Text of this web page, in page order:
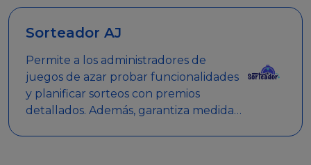
Sorteador AJ
Permite a los administradores de
juegos de azar probar funcionalidades
y planificar sorteos con premios
detallados. Además, garantiza medidas